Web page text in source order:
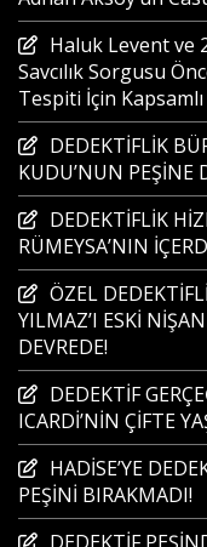
Haluk Levent ve
Savcılık Sorgusu
Tespiti İçin
DEDEKTİFLİK
KUDU’NUN PEŞİNE
DEDEKTİFLİK
RÜMEYSA’NIN
ÖZEL
YILMAZ’I ESKİ
DEVREDE!
DEDEKTİF
ICARDİ’NİN ÇİFTE
HADİSE’YE
PEŞİNİ BIRAKMADI!
DEDEKTİF